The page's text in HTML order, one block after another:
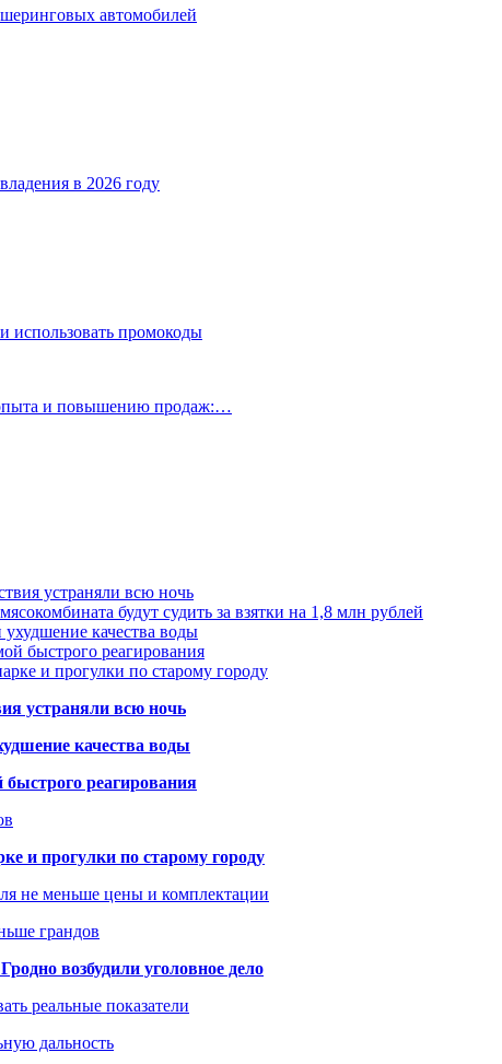
автомобилей
в 2026 году
использовать промокоды
опыта и повышению продаж:…
устраняли всю ночь
будут судить за взятки на 1,8 млн рублей
качества воды
быстрого реагирования
и прогулки по старому городу
устраняли всю ночь
качества воды
быстрого реагирования
и прогулки по старому городу
не меньше цены и комплектации
грандов
возбудили уголовное дело
реальные показатели
дальность